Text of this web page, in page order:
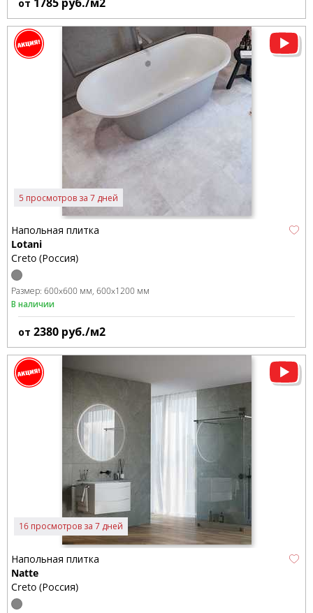
от
5 просмотров за 7 дней
Напольная плитка
Lotani
Creto (Россия)
Размер: 600x600 мм 600x1200 мм
В наличии
от 2380 руб./м2
16 просмотров за 7 дней
Напольная плитка
Natte
Creto (Россия)